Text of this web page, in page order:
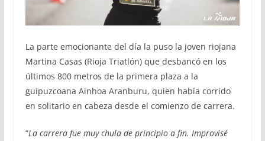
La parte emocionante del día la puso la joven riojana
Martina Casas (Rioja Triatlón) que desbancó en los
últimos 800 metros de la primera plaza a la
guipuzcoana Ainhoa Aranburu, quien había corrido
en solitario en cabeza desde el comienzo de carrera.
“La carrera fue muy chula de principio a fin. Improvisé